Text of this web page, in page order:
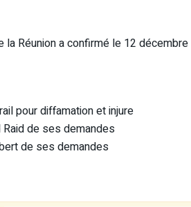
la Réunion a confirmé le 12
pour diffamation et injure
Raid de ses demandes
de ses demandes